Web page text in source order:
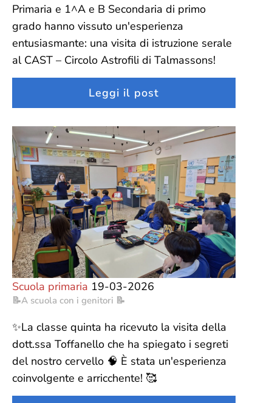
Primaria e 1^A e B Secondaria di primo
grado hanno vissuto un'esperienza
entusiasmante: una visita di istruzione serale
al CAST – Circolo Astrofili di Talmassons!
Leggi il post
Scuola primaria 19-03-2026
📝A scuola con i genitori 📝
✨La classe quinta ha ricevuto la visita della
dott.ssa Toffanello che ha spiegato i segreti
del nostro cervello 🧠 È stata un'esperienza
coinvolgente e arricchente! 🥰